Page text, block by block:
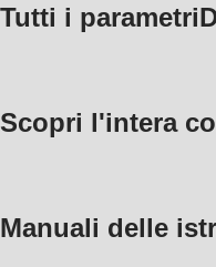
Tutti i parametri
Scopri l'intera
Manuali delle